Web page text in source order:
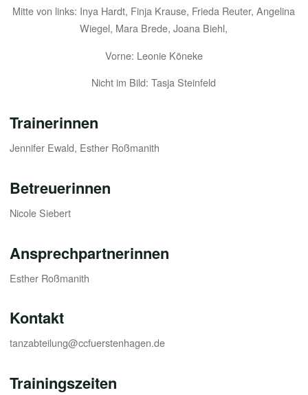
Mitte von links: Inya Hardt, Finja Krause, Frieda Reuter, Angelina
Wiegel, Mara Brede, Joana Biehl,
Vorne: Leonie Köneke
Nicht im Bild: Tasja Steinfeld
Trainerinnen
Jennifer Ewald, Esther Roßmanith
Betreuerinnen
Nicole Siebert
Ansprechpartnerinnen
Esther Roßmanith
Kontakt
tanzabteilung@ccfuerstenhagen.de
Trainingszeiten